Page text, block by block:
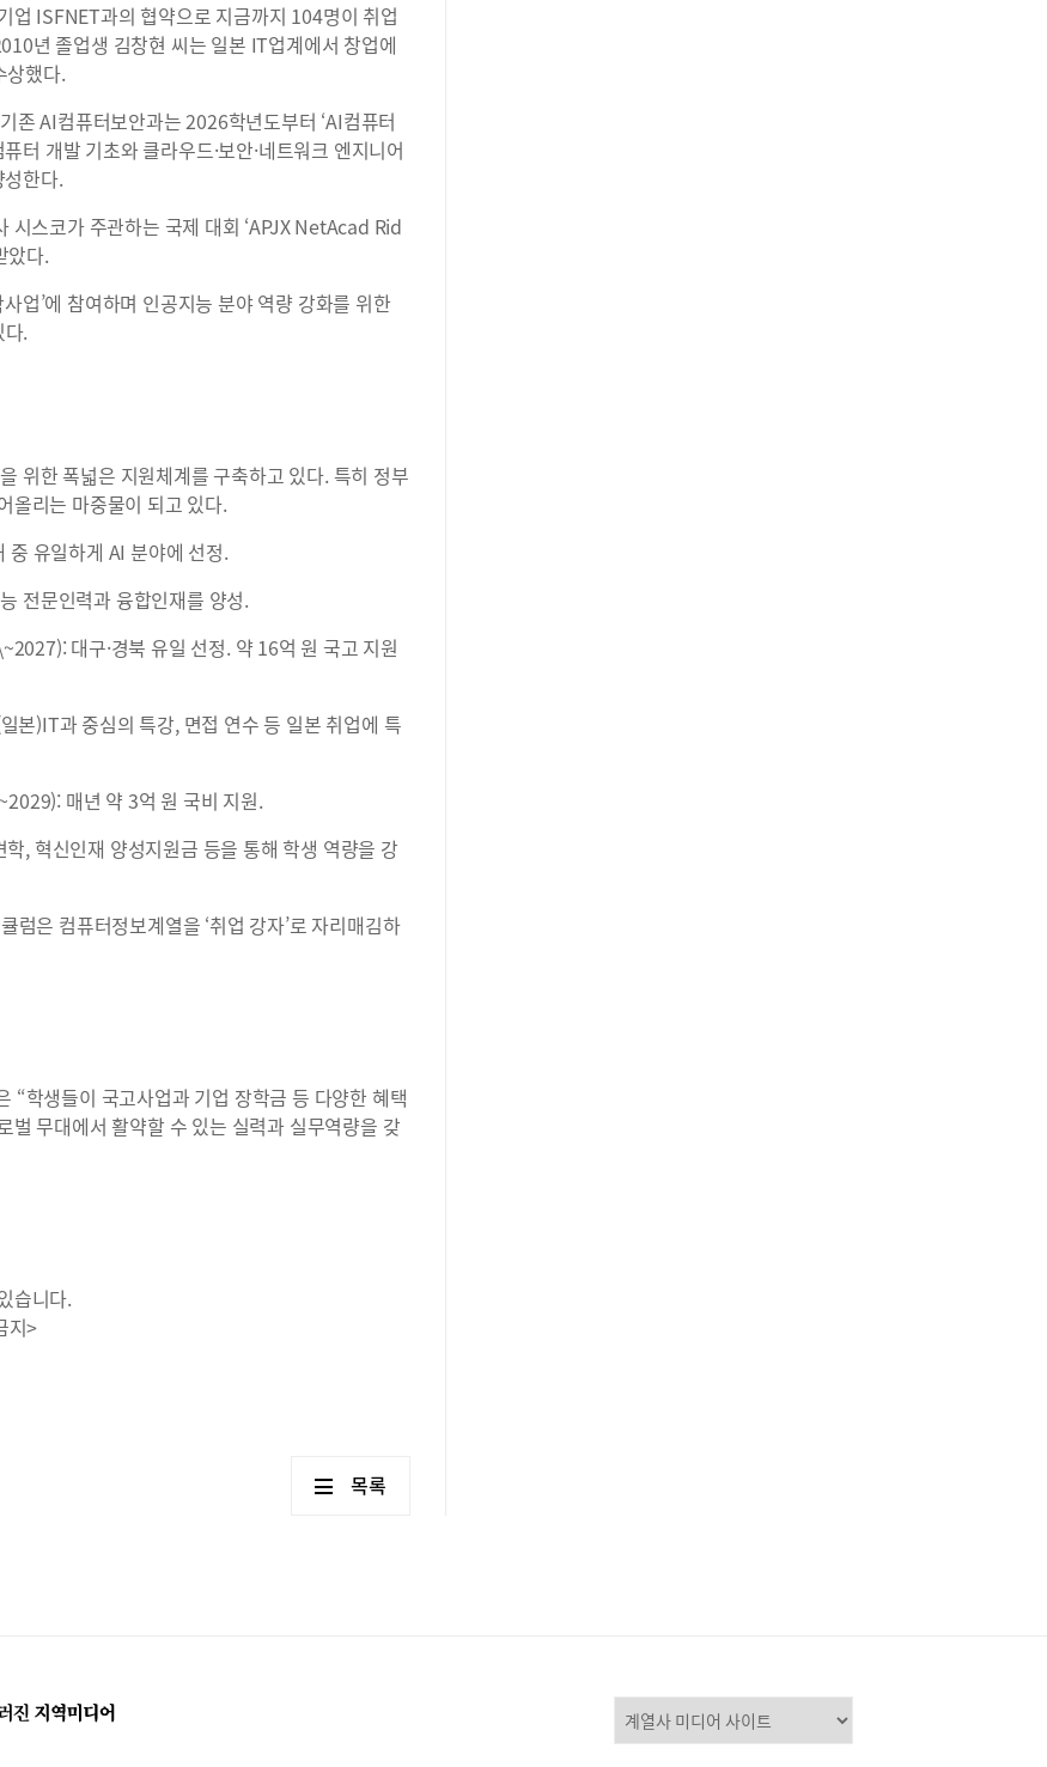
업 ISFNET과의 협약으로 지금까지 104명이 취업
년 졸업생 김창현 씨는 일본 IT업계에서 창업에
상했다.
존 AI컴퓨터보안과는 2026학년도부터 ‘AI컴퓨터
터 개발 기초와 클라우드·보안·네트워크 엔지니어
한다.
스코가 주관하는 국제 대회 ‘APJX NetAcad Rid
았다.
업’에 참여하며 인공지능 분야 역량 강화를 위한
.
위한 폭넓은 지원체계를 구축하고 있다. 특히 정부
올리는 마중물이 되고 있다.
유일하게 AI 분야에 선정.
전문인력과 융합인재를 양성.
대구·경북 유일 선정. 약 16억 원 국고 지원
)IT과 중심의 특강, 면접 연수 등 일본 취업에 특
매년 약 3억 원 국비 지원.
, 혁신인재 양성지원금 등을 통해 학생 역량을 강
럼은 컴퓨터정보계열을 ‘취업 강자’로 자리매김하
“학생들이 국고사업과 기업 장학금 등 다양한 혜택
무대에서 활약할 수 있는 실력과 실무역량을 갖
습니다.
지>
목록